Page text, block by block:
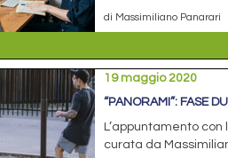
di Massimiliano Panarari
19 maggio 2020
“PANORAMI”: FASE
L’appuntamento
curata da